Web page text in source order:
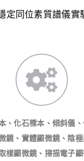
定同位素質譜儀實
、化石標本、傾斜儀
鏡、 實體顯微鏡、陰
樣顯微鏡、 掃描電子